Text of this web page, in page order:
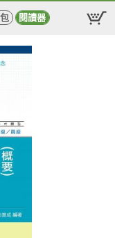
閱讀器